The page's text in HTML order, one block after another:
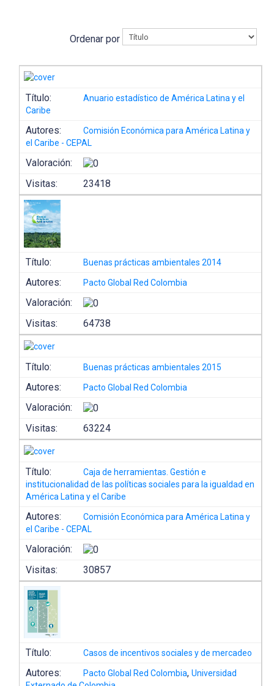
Ordenar por
Título:
Anuario estadístico de América Latina y el
Caribe
Autores:
Comisión Económica para América Latina y
el Caribe - CEPAL
Valoración:
Visitas:
23418
Título: Buenas prácticas ambientales 2014
Autores: Pacto Global Red Colombia
Valoración:
Visitas:
64738
Título: Buenas prácticas ambientales 2015
Autores: Pacto Global Red Colombia
Valoración:
Visitas:
63224
Título:
Caja de herramientas. Gestión e
institucionalidad de las políticas sociales para la igualdad en
América Latina y el Caribe
Autores:
Comisión Económica para América Latina y
el Caribe - CEPAL
Valoración:
Visitas:
30857
Título: Casos de incentivos sociales y de mercadeo
Autores: Pacto Global Red Colombia,Universidad